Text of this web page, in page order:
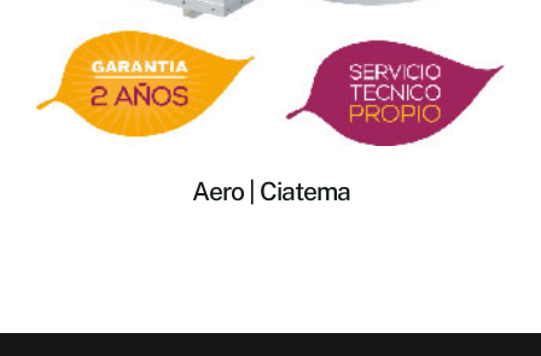
Aero | Ciatema